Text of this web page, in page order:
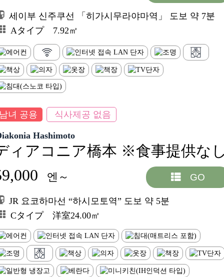
세이부 신주쿠선 「히가시무라야마역」 도보 약 7분
Aタイプ 7.92㎡
녀 공용 식사제공 없음
Hashimoto
ィアコニア橋本 ※食事提供な
엔～ GO
JR 요코하마선 “하시모토역” 도보 약 5분
Cタイプ 洋室24.00㎡